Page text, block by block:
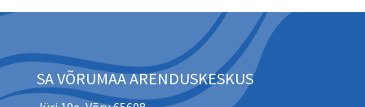
SA VÕRUMAA ARENDUSKESKUS